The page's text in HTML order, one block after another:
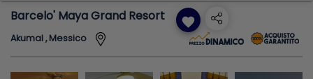
Barcelo' Maya Grand Resort favorite
Akumal , Messico